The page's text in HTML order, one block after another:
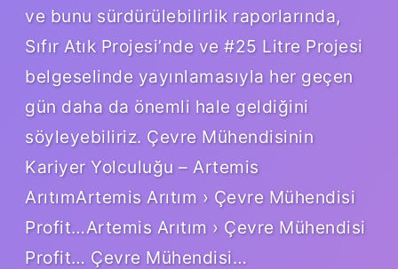
ve bunu sürdürülebilirlik raporlarında,
Sıfır Atık Projesi’nde ve #25 Litre Projesi
belgeselinde yayınlamasıyla her geçen
gün daha da önemli hale geldiğini
söyleyebiliriz. Çevre Mühendisinin
Kariyer Yolculuğu – Artemis
ArıtımArtemis Arıtım › Çevre Mühendisi
Profit…Artemis Arıtım › Çevre Mühendisi
Profit… Çevre Mühendisi…